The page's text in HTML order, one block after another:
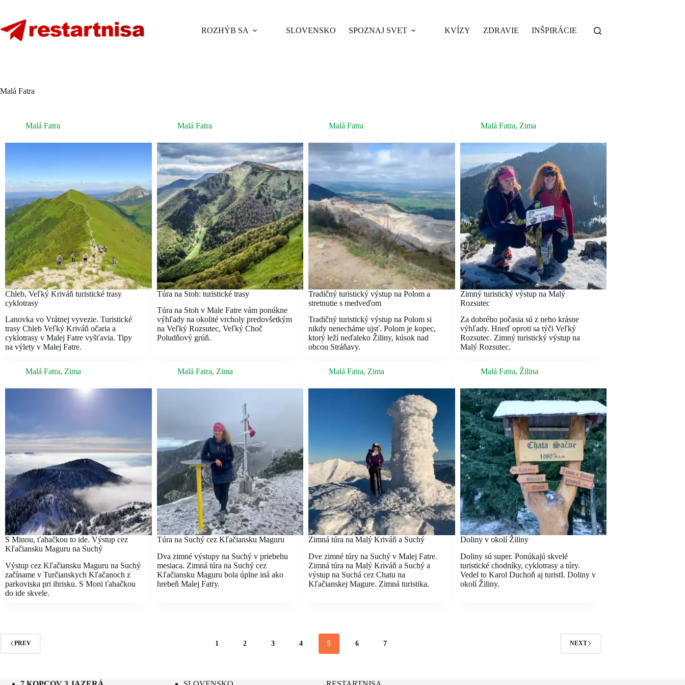
content
ROZHÝB SA
SLOVENSKO SPOZNAJ SVET KVÍZY ZDRAVIE INŠPIRÁCIE
Malá Fatra
Malá Fatra
Chleb, Veľký Kriváň turistické trasy
cyklotrasy
Lanovka vo Vrátnej vyvezie. Turistické
trasy Chleb Veľký Kriváň očaria a
cyklotrasy v Malej Fatre vyšťavia. Tipy
na výlety v Malej Fatre.
Malá Fatra
Túra na Stoh: turistické trasy
Túra na Stoh v Male Fatre vám ponúkne
výhľady na okolité vrcholy predovšetkým
na Veľký Rozsutec, Veľký Choč
Poludňový grúň.
Malá Fatra
Tradičný turistický výstup na Polom a
stretnutie s medveďom
Tradičný turistický výstup na Polom si
nikdy nenecháme ujsť. Polom je kopec,
ktorý leží neďaleko Žiliny, kúsok nad
obcou Stráňavy.
Malá Fatra, Zima
Zimný turistický výstup na Malý
Rozsutec
Za dobrého počasia sú z neho krásne
výhľady. Hneď oproti sa týči Veľký
Rozsutec. Zimný turistický výstup na
Malý Rozsutec.
Malá Fatra, Zima
S Minou, ťahačkou to ide. Výstup cez
Kľačiansku Maguru na Suchý
Výstup cez Kľačiansku Maguru na Suchý
začíname v Turčianskych Kľačanoch z
parkoviska pri ihrisku. S Moni ťahačkou
do ide skvele.
Malá Fatra, Zima
Túra na Suchý cez Kľačiansku Maguru
Dva zimné výstupy na Suchý v priebehu
mesiaca. Zimná túra na Suchý cez
Kľačiansku Maguru bola úplne iná ako
hrebeň Malej Fatry.
Malá Fatra, Zima
Zimná túra na Malý Kriváň a Suchý
Dve zimné túry na Suchý v Malej Fatre.
Zimná túra na Malý Kriváň a Suchý a
výstup na Suchá cez Chatu na
Kľačianskej Magure. Zimná turistika.
Malá Fatra, Žilina
Doliny v okolí Žiliny
Doliny sú super. Ponúkajú skvelé
turistické chodníky, cyklotrasy a túry.
Vedel to Karol Duchoň aj turistI. Doliny v
okolí Žiliny.
PREV 1 2 3 4 5 6 7 NEXT